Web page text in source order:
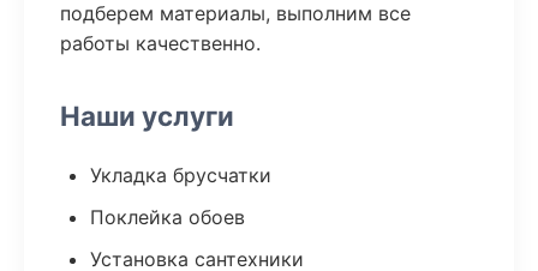
подберем материалы, выполним все
работы качественно.
Наши услуги
Укладка брусчатки
Поклейка обоев
Установка сантехники